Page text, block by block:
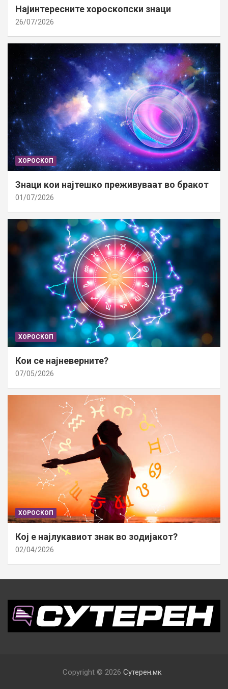
Најинтересните хороскопски знаци
26/07/2026
ХОРОСКОП
Знаци кои најтешко преживуваат во бракот
01/07/2026
ХОРОСКОП
Кои се најневерните?
07/05/2026
ХОРОСКОП
Кој е најлукавиот знак во зодијакот?
02/04/2026
Copyright © 2026 Сутерен.мк